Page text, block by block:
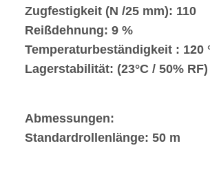
Zugfestigkeit (N /25 mm): 110
Reißdehnung: 9 %
Temperaturbeständigkeit : 120
Lagerstabilität: (23°C / 50%
Abmessungen:
Standardrollenlänge: 50 m